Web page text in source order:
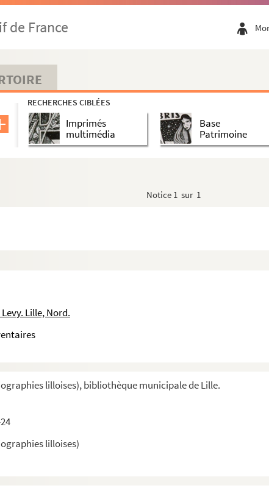
de France
RECHERCHES CIBLÉES
Imprimés
multimédia
Base
Patrimoine
Notice 1 sur 1
Lille, Nord.
lilloises), bibliothèque municipale de Lille.
lilloises)